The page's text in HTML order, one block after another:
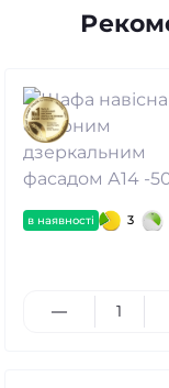
в наявності 3